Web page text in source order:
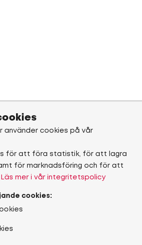
använder cookies på vår
för att föra statistik, för att lagra
för marknadsföring och för att
Läs mer i vår integritetspolicy
cookies: